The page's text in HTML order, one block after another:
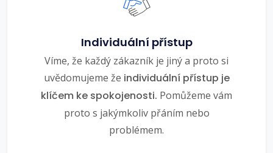
Individuální přístup
Víme, že každý zákazník je jiný a proto si
uvědomujeme že individuální přístup je
klíčem ke spokojenosti. Pomůžeme vám
proto s jakýmkoliv přáním nebo
problémem.